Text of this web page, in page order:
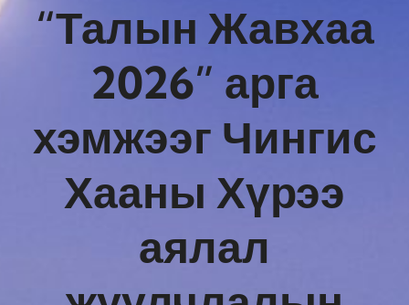
“Талын Жавхаа
2026” арга
хэмжээг Чингис
Хааны Хүрээ
аялал